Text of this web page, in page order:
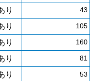
り 43
り 105
り 160
り 81
り 53